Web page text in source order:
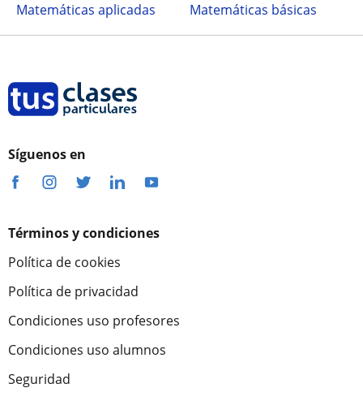
Matemáticas aplicadas
Matemáticas básicas
Síguenos en
Términos y condiciones
Política de cookies
Política de privacidad
Condiciones uso profesores
Condiciones uso alumnos
Seguridad